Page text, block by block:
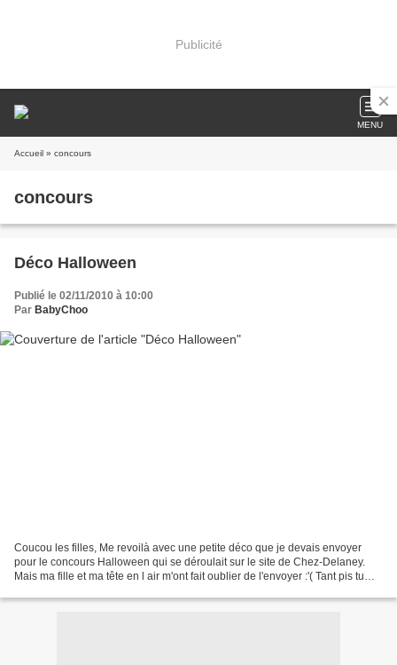
Publicité
MENU
Accueil » concours
concours
Déco Halloween
Publié le 02/11/2010 à 10:00
Par BabyChoo
Coucou les filles, Me revoilà avec une petite déco que je devais envoyer
pour le concours Halloween qui se déroulait sur le site de Chez-Delaney.
Mais ma fille et ma tête en l air m'ont fait oublier de l'envoyer :'( Tant pis tu